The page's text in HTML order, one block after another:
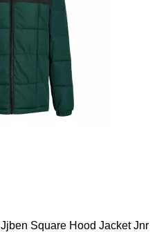
Square Hood Jacket Jnr